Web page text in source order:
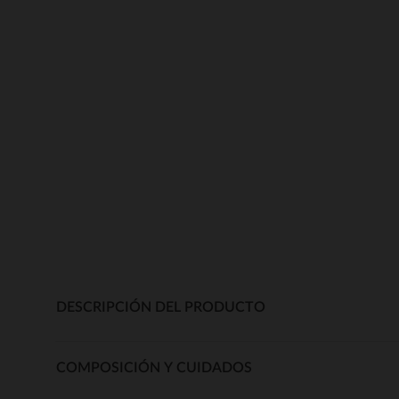
DESCRIPCIÓN DEL PRODUCTO
COMPOSICIÓN Y CUIDADOS